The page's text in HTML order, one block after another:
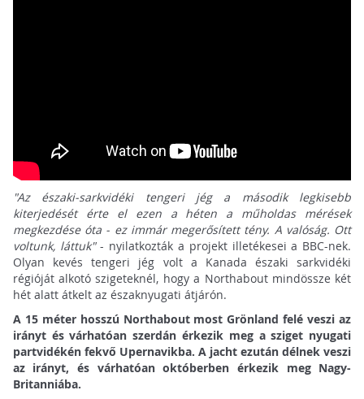
"Az északi-sarkvidéki tengeri jég a második legkisebb
kiterjedését érte el ezen a héten a műholdas mérések
megkezdése óta - ez immár megerősített tény. A valóság. Ott
voltunk, láttuk"- nyilatkozták a projekt illetékesei a BBC-nek.
Olyan kevés tengeri jég volt a Kanada északi sarkvidéki
régióját alkotó szigeteknél, hogy a Northabout mindössze két
hét alatt átkelt az északnyugati átjárón.
A 15 méter hosszú Northabout most Grönland felé veszi az
irányt és várhatóan szerdán érkezik meg a sziget nyugati
partvidékén fekvő Upernavikba. A jacht ezután délnek veszi
az irányt, és várhatóan októberben érkezik meg Nagy-
Britanniába.